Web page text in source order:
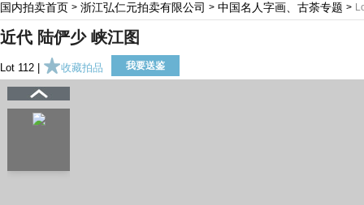
国内拍卖首页 > 浙江弘仁元拍卖有限公司 > 中国名人字画、古荼专题 >
近代 陆俨少 峡江图
Lot 112 | 收藏拍品 我要送鉴